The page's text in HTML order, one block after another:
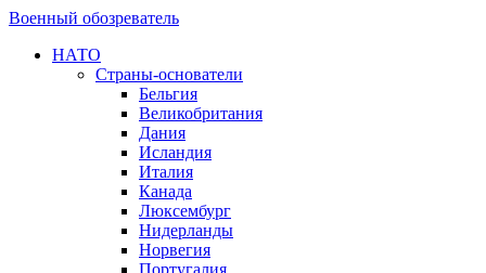
Военный обозреватель
НАТО
Страны-основатели
Бельгия
Великобритания
Дания
Исландия
Италия
Канада
Люксембург
Нидерланды
Норвегия
Португалия